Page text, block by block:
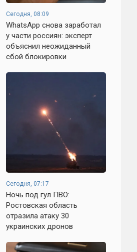
Сегодня, 08:09
WhatsApp снова заработал
у части россиян: эксперт
объяснил неожиданный
сбой блокировки
Сегодня, 07:17
Ночь под гул ПВО:
Ростовская область
отразила атаку 30
украинских дронов